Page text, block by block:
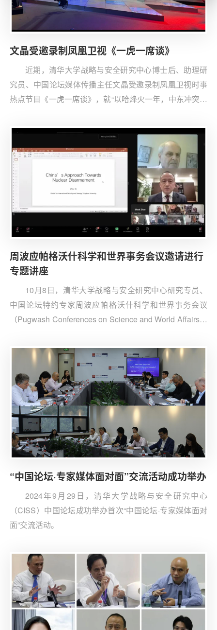
文晶受邀录制凤凰卫视《一虎一席谈》
近期，清华大学战略与安全研究中心博士后、助理研
究员、中国论坛媒体传播主任文晶受邀录制凤凰卫视时事
热点节目《一虎一席谈》，就“以哈烽火一年，中东冲突会
周波应帕格沃什科学和世界事务会议邀请进行
专题讲座
10月8日，清华大学战略与安全研究中心研究专员、
中国论坛特约专家周波应帕格沃什科学和世界事务会议
（Pugwash Conferences on Science and World Affairs）
“中国论坛·专家媒体面对面”交流活动成功举办
2024年9月29日，清华大学战略与安全研究中心
（CISS）中国论坛成功举办首次“中国论坛·专家媒体面对
面”交流活动。